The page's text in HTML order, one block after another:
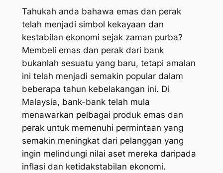
Tahukah anda bahawa emas dan perak
telah menjadi simbol kekayaan dan
kestabilan ekonomi sejak zaman purba?
Membeli emas dan perak dari bank
bukanlah sesuatu yang baru, tetapi amalan
ini telah menjadi semakin popular dalam
beberapa tahun kebelakangan ini. Di
Malaysia, bank-bank telah mula
menawarkan pelbagai produk emas dan
perak untuk memenuhi permintaan yang
semakin meningkat dari pelanggan yang
ingin melindungi nilai aset mereka daripada
inflasi dan ketidakstabilan ekonomi.